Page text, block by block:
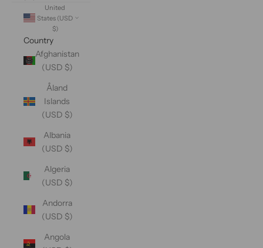
United
States (USD
$)
Country
Afghanistan
(USD $)
Åland
Islands
(USD $)
Albania
(USD $)
Algeria
(USD $)
Andorra
(USD $)
Angola